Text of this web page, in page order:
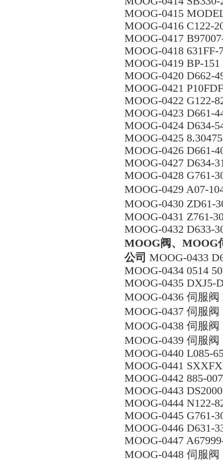
MOOG-0415
MOOG-0416 C122-
MOOG-0417
MOOG-0418 631FF-
MOOG-0419 BP-151
MOOG-0420 D662-
MOOG-0421
MOOG-0422 G122-
MOOG-0423 D661-
MOOG-0424 D634-
MOOG-0425
MOOG-0426 D661-
MOOG-0427 D634-
MOOG-0428 G761-
MOOG-0429 A07-
MOOG-0430 ZD61-
MOOG-0431 Z761-
MOOG-0432 D633-
MOOG阀、MOOG
公司 MOOG-0433
MOOG-0434 0514
MOOG-0435 DXJ5-
MOOG-0436 伺服阀
MOOG-0437 伺服阀
MOOG-0438 伺服阀
MOOG-0439 伺服阀
MOOG-0440 L085-
MOOG-0441
MOOG-0442 885-
MOOG-0443
MOOG-0444 N122-
MOOG-0445 G761-
MOOG-0446 D631-
MOOG-0447
MOOG-0448 伺服阀